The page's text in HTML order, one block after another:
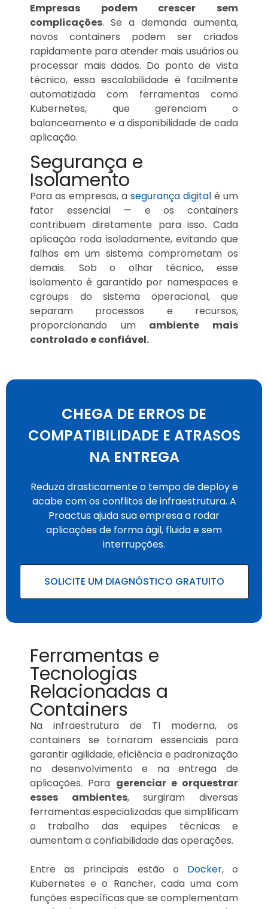
Empresas podem crescer sem
complicações. Se a demanda aumenta,
novos containers podem ser criados
rapidamente para atender mais usuários ou
processar mais dados. Do ponto de vista
técnico, essa escalabilidade é facilmente
automatizada com ferramentas como
Kubernetes, que gerenciam o
balanceamento e a disponibilidade de cada
aplicação.
Segurança e
Isolamento
Para as empresas, a segurança digital é um
fator essencial — e os containers
contribuem diretamente para isso. Cada
aplicação roda isoladamente, evitando que
falhas em um sistema comprometam os
demais. Sob o olhar técnico, esse
isolamento é garantido por namespaces e
cgroups do sistema operacional, que
separam processos e recursos,
proporcionando um ambiente mais
controlado e confiável.
CHEGA DE ERROS DE
COMPATIBILIDADE E ATRASOS
NA ENTREGA
Reduza drasticamente o tempo de deploy e
acabe com os conflitos de infraestrutura. A
Proactus ajuda sua empresa a rodar
aplicações de forma ágil, fluida e sem
interrupções.
SOLICITE UM DIAGNÓSTICO GRATUITO
Ferramentas e
Tecnologias
Relacionadas a
Containers
Na infraestrutura de TI moderna, os
containers se tornaram essenciais para
garantir agilidade, eficiência e padronização
no desenvolvimento e na entrega de
aplicações. Para gerenciar e orquestrar
esses ambientes, surgiram diversas
ferramentas especializadas que simplificam
o trabalho das equipes técnicas e
aumentam a confiabilidade das operações.
Entre as principais estão o Docker, o
Kubernetes e o Rancher, cada uma com
funções específicas que se complementam